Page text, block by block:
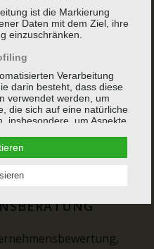
Unternehmen oder
Steuerarten,
ist die Markierung
Daten mit dem Ziel, ihre
einzuschränken.
Verarbeitung
darin besteht, dass diese
verwendet werden, um
die sich auf eine natürliche
insbesondere, um Aspekte
Zuverlässigkeit,
dieser natürlichen
personenbezogener
Person zugeordnet